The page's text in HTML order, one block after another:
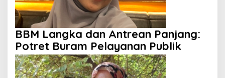
BBM Langka dan Antrean Panjang:
Potret Buram Pelayanan Publik